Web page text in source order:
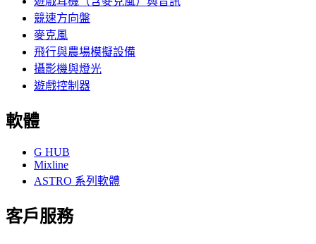
競速方向盤
麥克風
飛行與農場模擬設備
攝影機與燈光
遊戲控制器
軟體
G HUB
Mixline
ASTRO 系列軟體
客戶服務